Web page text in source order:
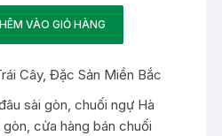
VÀO GIỎ HÀNG
Cây,Đặc Sản Miền Bắc
sài gòn,chuối ngự Hà
gòn,cửa hàng bán chuối